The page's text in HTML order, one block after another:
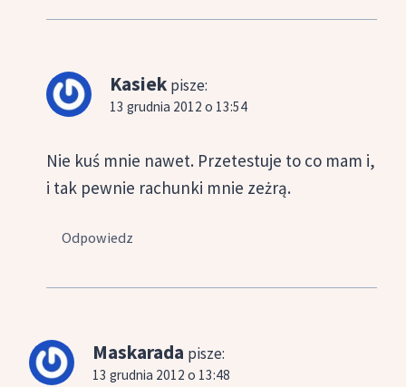
Kasiek pisze:
13 grudnia 2012 o 13:54
Nie kuś mnie nawet. Przetestuje to co mam i,
i tak pewnie rachunki mnie zeżrą.
Odpowiedz
Maskarada pisze:
13 grudnia 2012 o 13:48